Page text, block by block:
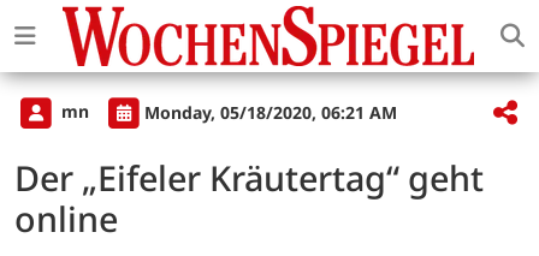
mn Monday, 05/18/2020, 06:21 AM
Der „Eifeler Kräutertag“ geht
online